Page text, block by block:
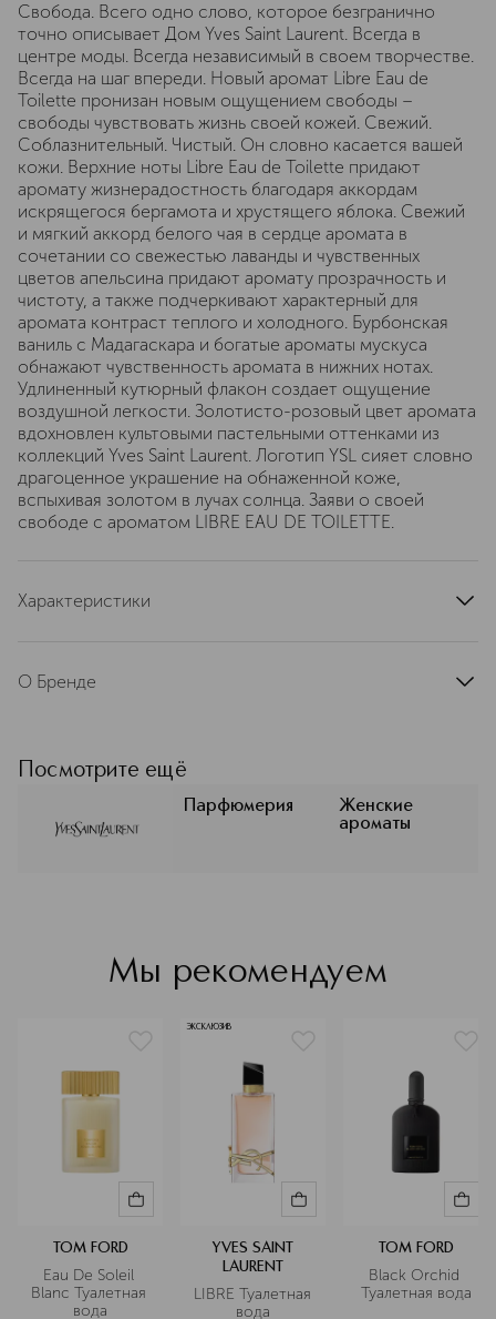
Свобода. Всего одно слово, которое безгранично
точно описывает Дом Yves Saint Laurent. Всегда в
центре моды. Всегда независимый в своем творчестве.
Всегда на шаг впереди. Новый аромат Libre Eau de
Toilette пронизан новым ощущением свободы –
свободы чувствовать жизнь своей кожей. Свежий.
Соблазнительный. Чистый. Он словно касается вашей
кожи. Верхние ноты Libre Eau de Toilette придают
аромату жизнерадостность благодаря аккордам
искрящегося бергамота и хрустящего яблока. Свежий
и мягкий аккорд белого чая в сердце аромата в
сочетании со свежестью лаванды и чувственных
цветов апельсина придают аромату прозрачность и
чистоту, а также подчеркивают характерный для
аромата контраст теплого и холодного. Бурбонская
ваниль с Мадагаскара и богатые ароматы мускуса
обнажают чувственность аромата в нижних нотах.
Удлиненный кутюрный флакон создает ощущение
воздушной легкости. Золотисто-розовый цвет аромата
вдохновлен культовыми пастельными оттенками из
коллекций Yves Saint Laurent. Логотип YSL сияет словно
драгоценное украшение на обнаженной коже,
вспыхивая золотом в лучах солнца. Заяви о своей
свободе с ароматом LIBRE EAU DE TOILETTE.
Характеристики
верхние ноты
группа ароматов
страна производства
артикул
LC531900
О Бренде
облекал в материальную форму дух
современной эпохи, YSL Beauty
следует его примеру, выражая
безмерное восхищение женщинами
Посмотрите ещё
Парфюмерия
Женские
ароматы
Мы рекомендуем
TOM FORD
Eau De Soleil
Blanc Туалетная
вода
ЭКСКЛЮЗИВ
YVES SAINT
LAURENT
LIBRE Туалетная
вода
TOM FORD
Black Orchid
Туалетная вода